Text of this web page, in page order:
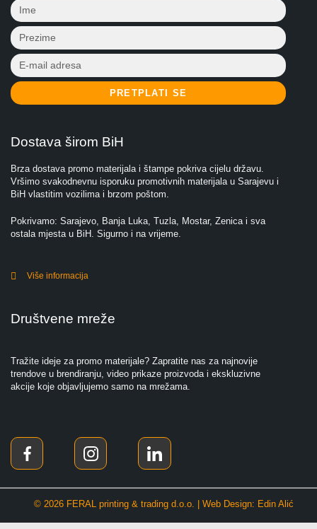
PRETPLATI SE
Dostava širom BiH
Brza dostava promo materijala i štampe pokriva cijelu državu.
Vršimo svakodnevnu isporuku promotivnih materijala u Sarajevu i
BiH vlastitim vozilima i brzom poštom.
Pokrivamo: Sarajevo, Banja Luka, Tuzla, Mostar, Zenica i sva
ostala mjesta u BiH. Sigurno i na vrijeme.
Više informacija
Društvene mreže
Tražite ideje za promo materijale? Zapratite nas za najnovije
trendove u brendiranju, video prikaze proizvoda i ekskluzivne
akcije koje objavljujemo samo na mrežama.
© 2026 FERAL printing & trading d.o.o. | Web Design: Edin Alić